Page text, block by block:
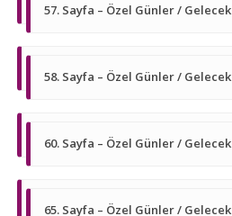
57. Sayfa – Özel Günler / Gelecek
58. Sayfa – Özel Günler / Gelecek
60. Sayfa – Özel Günler / Gelecek
65. Sayfa – Özel Günler / Gelecek